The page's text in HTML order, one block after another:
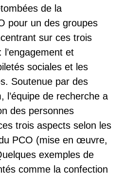
de la
pour un des groupes
sur ces trois
et
sociales et les
Soutenue par des
l’équipe de recherche a
des personnes
trois aspects selon les
PCO (mise en œuvre,
exemples de
comme la confection